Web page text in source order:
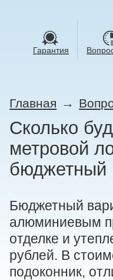
Гарантия
Главная →
Сколько
метровой
бюджетный
Бюджетный
алюминиевым
отделке и
рублей. В
подоконник,